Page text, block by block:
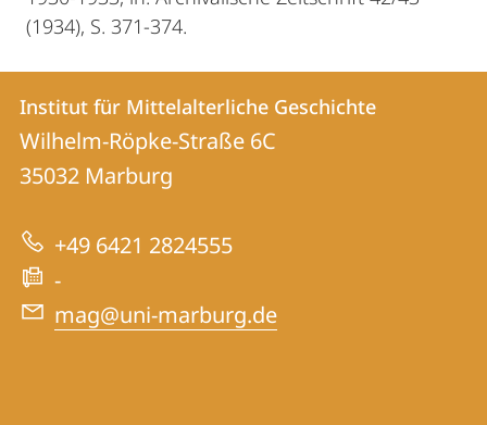
(1934), S. 371-374.
Kontakt
und
Informationen
zur
Website
Kontaktinformationen
Institut
für
Mittelalterliche
Geschichte
Institut für Mittelalterliche Geschichte
Wilhelm-Röpke-Straße 6C
35032 Marburg
+49 6421 2824555
-
mag@uni-marburg.de